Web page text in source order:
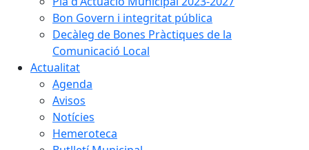
Bon Govern i integritat pública
Decàleg de Bones Pràctiques de la
Comunicació Local
Actualitat
Agenda
Avisos
Notícies
Hemeroteca